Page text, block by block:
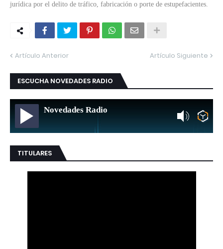
jurídica por el delito de tráfico, fabricación o porte de estupefacientes.
Artículo Anterior Artículo Siguiente
ESCUCHA NOVEDADES RADIO
Novedades Radio
TITULARES